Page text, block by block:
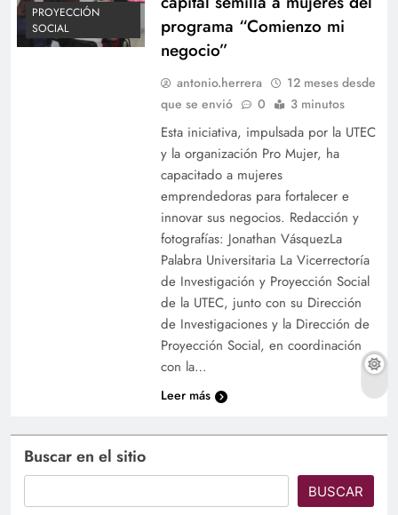
PROYECCIÓN
SOCIAL
programa “Comienzo mi
negocio”
antonio.herrera
12 meses desde
que se envió
0 3 minutos
Esta iniciativa, impulsada por la UTEC
y la organización Pro Mujer, ha
capacitado a mujeres
emprendedoras para fortalecer e
innovar sus negocios. Redacción y
fotografías: Jonathan VásquezLa
Palabra Universitaria La Vicerrectoría
de Investigación y Proyección Social
de la UTEC, junto con su Dirección
de Investigaciones y la Dirección de
Proyección Social, en coordinación
con la…
Leer más
Buscar en el sitio
BUSCAR